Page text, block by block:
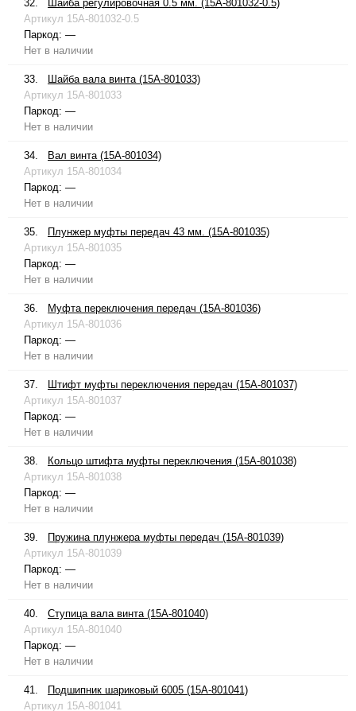
32.
Шайба регулировочная 0.5 мм. (15A-801032-0.5)
Артикул 15A-801032-0.5
Паркод: —
Нет в наличии
33.
Шайба вала винта (15A-801033)
Артикул 15A-801033
Паркод: —
Нет в наличии
34.
Вал винта (15A-801034)
Артикул 15A-801034
Паркод: —
Нет в наличии
35.
Плунжер муфты передач 43 мм. (15A-801035)
Артикул 15A-801035
Паркод: —
Нет в наличии
36.
Муфта переключения передач (15A-801036)
Артикул 15A-801036
Паркод: —
Нет в наличии
37.
Штифт муфты переключения передач (15A-801037)
Артикул 15A-801037
Паркод: —
Нет в наличии
38.
Кольцо штифта муфты переключения (15A-801038)
Артикул 15A-801038
Паркод: —
Нет в наличии
39.
Пружина плунжера муфты передач (15A-801039)
Артикул 15A-801039
Паркод: —
Нет в наличии
40.
Ступица вала винта (15A-801040)
Артикул 15A-801040
Паркод: —
Нет в наличии
41.
Подшипник шариковый 6005 (15A-801041)
Артикул 15A-801041